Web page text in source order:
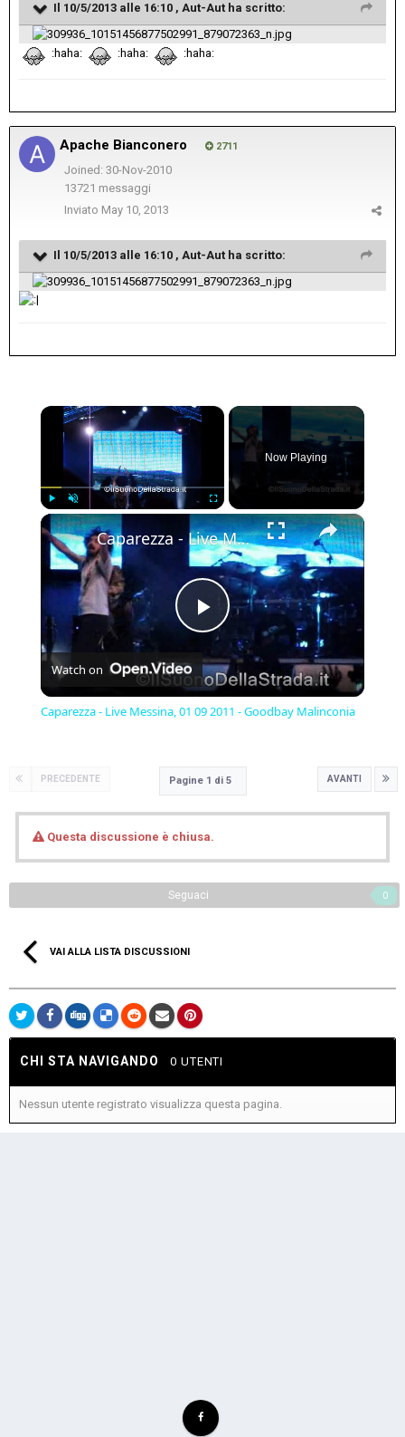
Il 10/5/2013 alle 16:10 , Aut-Aut ha scritto:
:haha: :haha: :haha:
Apache Bianconero 2711
Joined: 30-Nov-2010
13721 messaggi
Inviato May 10, 2013
Il 10/5/2013 alle 16:10 , Aut-Aut ha scritto:
×
Play Unmute Fullscreen
Now Playing
×
Play
Video
Caparezza - Live Messina, 01 09 2011 - Goodbay Malinconia
Watch on
Caparezza - Live Messina, 01 09 2011 - Goodbay Malinconia
PRECEDENTE AVANTI
Pagine 1 di 5
Questa discussione è chiusa.
Seguaci 0
VAI ALLA LISTA DISCUSSIONI
CHI STA NAVIGANDO 0 UTENTI
Nessun utente registrato visualizza questa pagina.